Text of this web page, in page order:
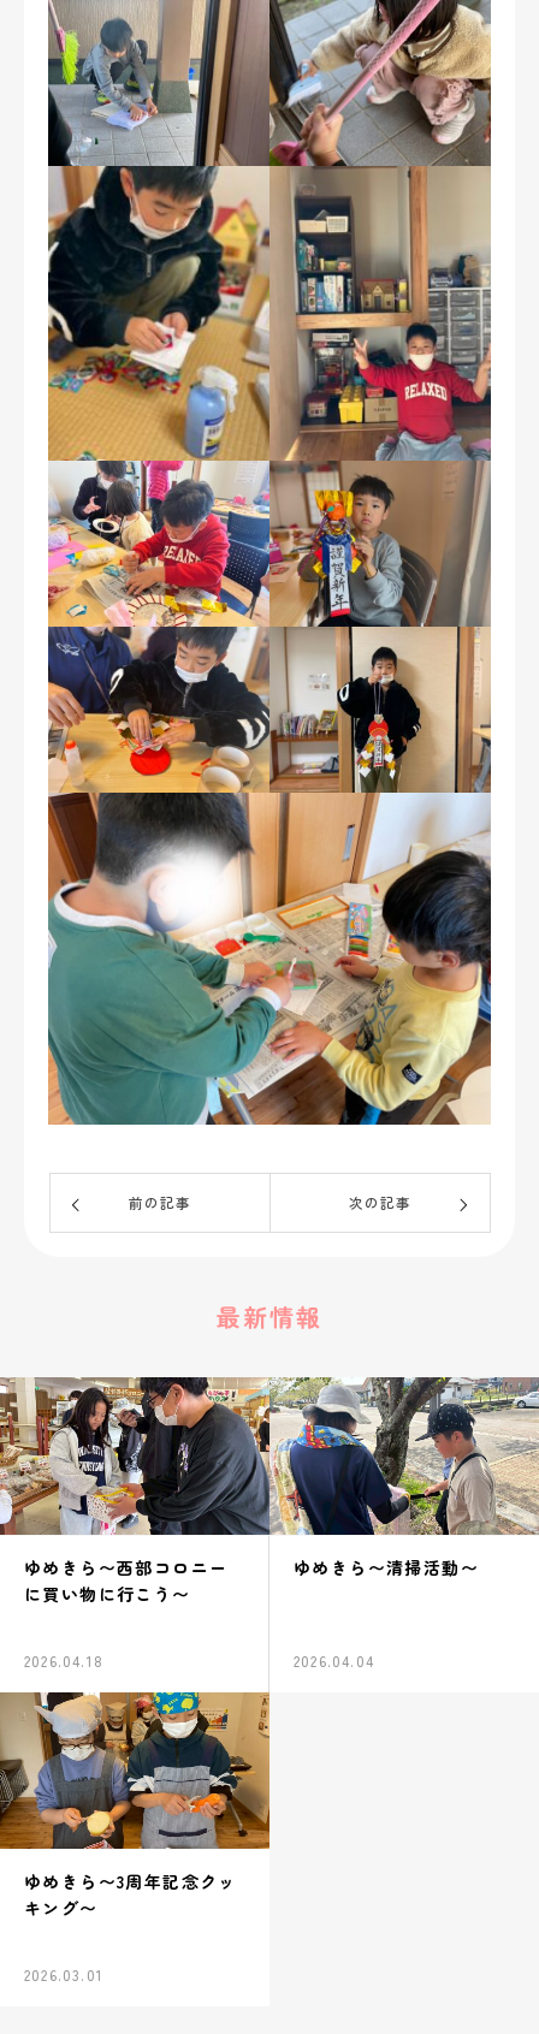
前の記事 次の記事
最新情報
ゆめきら〜西部コロニー
に買い物に行こう〜
2026.04.18
ゆめきら〜清掃活動〜
2026.04.04
ゆめきら〜3周年記念クッ
キング〜
2026.03.01